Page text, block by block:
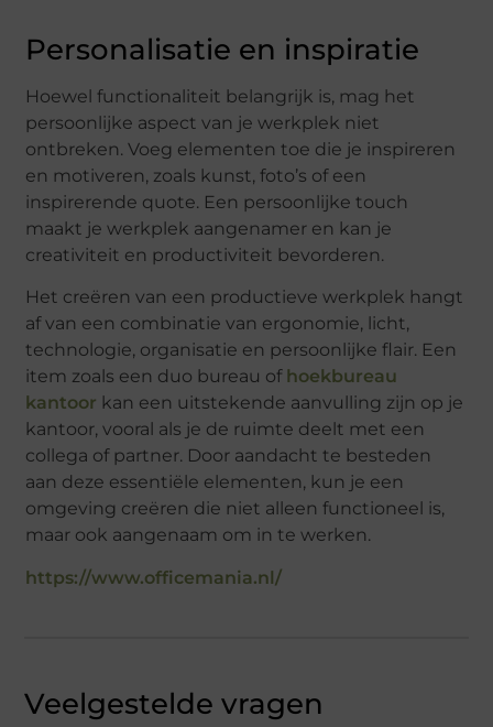
Personalisatie en inspiratie
Hoewel functionaliteit belangrijk is, mag het
persoonlijke aspect van je werkplek niet
ontbreken. Voeg elementen toe die je inspireren
en motiveren, zoals kunst, foto’s of een
inspirerende quote. Een persoonlijke touch
maakt je werkplek aangenamer en kan je
creativiteit en productiviteit bevorderen.
Het creëren van een productieve werkplek hangt
af van een combinatie van ergonomie, licht,
technologie, organisatie en persoonlijke flair. Een
item zoals een duo bureau of hoekbureau
kantoor kan een uitstekende aanvulling zijn op je
kantoor, vooral als je de ruimte deelt met een
collega of partner. Door aandacht te besteden
aan deze essentiële elementen, kun je een
omgeving creëren die niet alleen functioneel is,
maar ook aangenaam om in te werken.
https://www.officemania.nl/
Veelgestelde vragen